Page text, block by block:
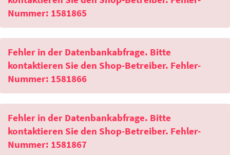
Nummer: 1581865
Fehler in der Datenbankabfrage. Bitte
kontaktieren Sie den Shop-Betreiber. Fehler-
Nummer: 1581866
Fehler in der Datenbankabfrage. Bitte
kontaktieren Sie den Shop-Betreiber. Fehler-
Nummer: 1581867